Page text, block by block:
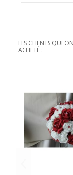
LES CLIENTS QUI
ACHETÉ :